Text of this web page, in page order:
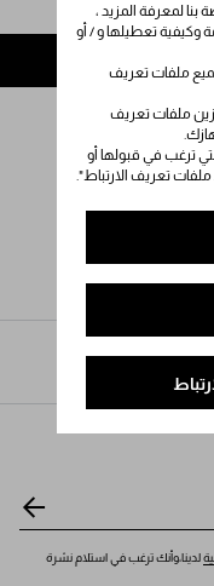
بنا لمعرفة المزيد ،
وكيفية تعطيلها و / أو
ملفات تعريف
ملفات تعريف
ترغب في قبولها أو
تعريف الارتباط".
/ حاملات بطاقات
لدينا،وأنك ترغب في استلام نشرة